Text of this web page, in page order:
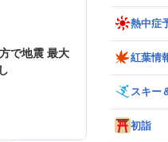
で地震 最大
熱中症
紅葉情
スキー
初詣